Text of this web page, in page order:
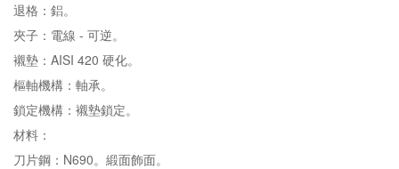
退格：鋁。
夾子：電線 - 可逆。
襯墊：AISI 420 硬化。
樞軸機構：軸承。
鎖定機構：襯墊鎖定。
材料：
刀片鋼：N690。緞面飾面。